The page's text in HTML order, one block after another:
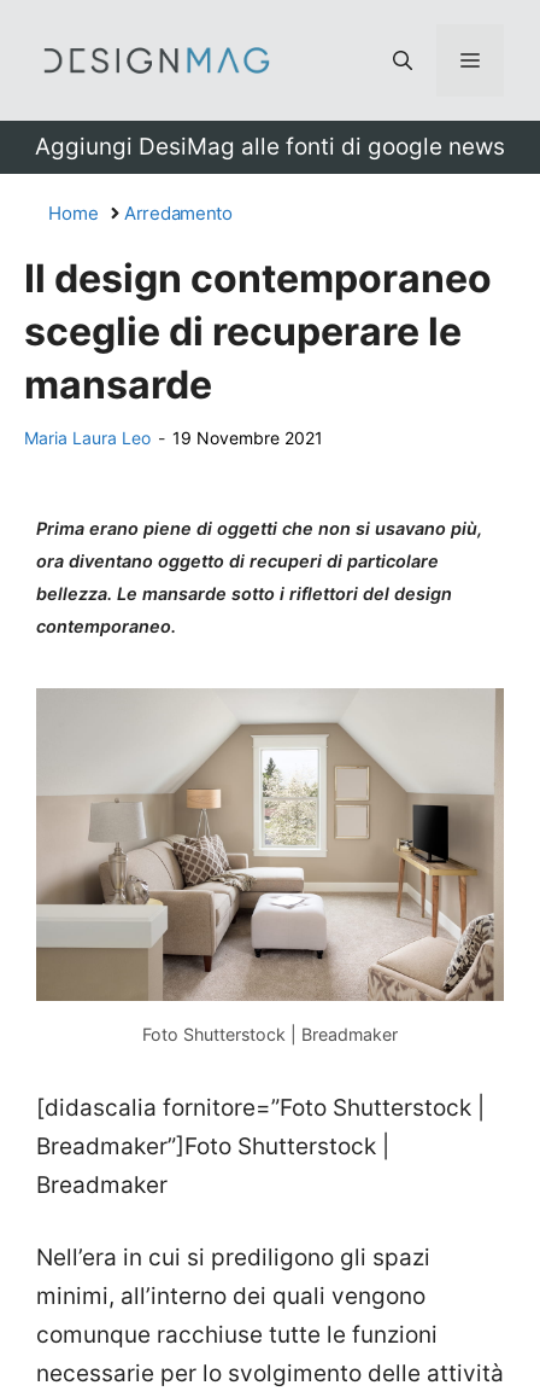
Menu
Aggiungi DesiMag alle fonti di google news
Home Arredamento
Il design contemporaneo
sceglie di recuperare le
mansarde
Maria Laura Leo - 19 Novembre 2021
Prima erano piene di oggetti che non si usavano più,
ora diventano oggetto di recuperi di particolare
bellezza. Le mansarde sotto i riflettori del design
contemporaneo.
Foto Shutterstock | Breadmaker
[didascalia fornitore=”Foto Shutterstock |
Breadmaker”]Foto Shutterstock |
Breadmaker
Nell’era in cui si prediligono gli spazi
minimi, all’interno dei quali vengono
comunque racchiuse tutte le funzioni
necessarie per lo svolgimento delle attività